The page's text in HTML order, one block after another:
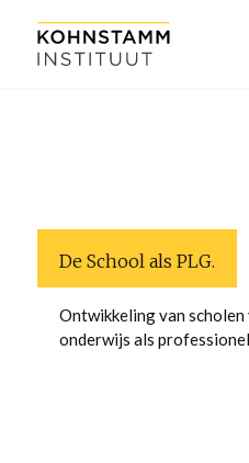
De School als PLG.
Ontwikkeling van
onderwijs als